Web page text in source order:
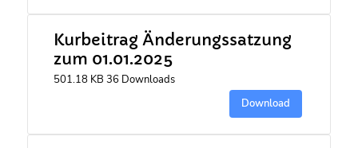
Kurbeitrag Änderungssatzung
zum 01.01.2025
501.18 KB 36 Downloads
Download